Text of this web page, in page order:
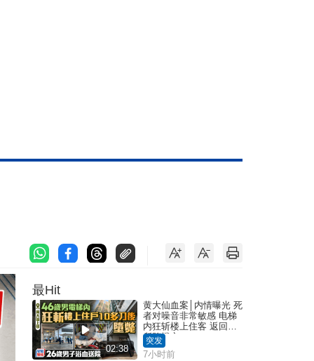
最Hit
02:38
黄大仙血案│内情曝光 死
者对噪音非常敏感 电梯
内狂斩楼上住客 返回住
所堕楼亡
突发
7小时前